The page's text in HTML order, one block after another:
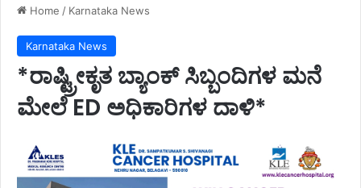
Home / Karnataka News
Karnataka News
*ರಾಷ್ಟ್ರೀಕೃತ ಬ್ಯಾಂಕ್ ಸಿಬ್ಬಂದಿಗಳ ಮನೆ
ಮೇಲೆ ED ಅಧಿಕಾರಿಗಳ ದಾಳಿ*